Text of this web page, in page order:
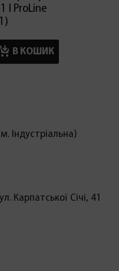
I ProLine
В КОШИК
Індустріальна)
Карпатської Січі, 41